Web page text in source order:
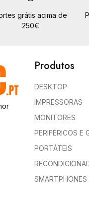
grátis acima de
250€
Produtos
DESKTOP
IMPRESSORAS
MONITORES
PERIFÉRICOS E
PORTÁTEIS
SMARTPHONES